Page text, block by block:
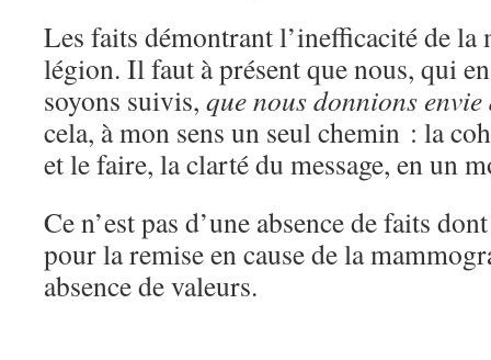
Les faits démontrant l’inefficacité de la
légion. Il faut à présent que nous, qui
soyons suivis, que nous donnions envie
cela, à mon sens un seul chemin : la
et le faire, la clarté du message, en un
Ce n’est pas d’une absence de faits
pour la remise en cause de la
absence de valeurs.